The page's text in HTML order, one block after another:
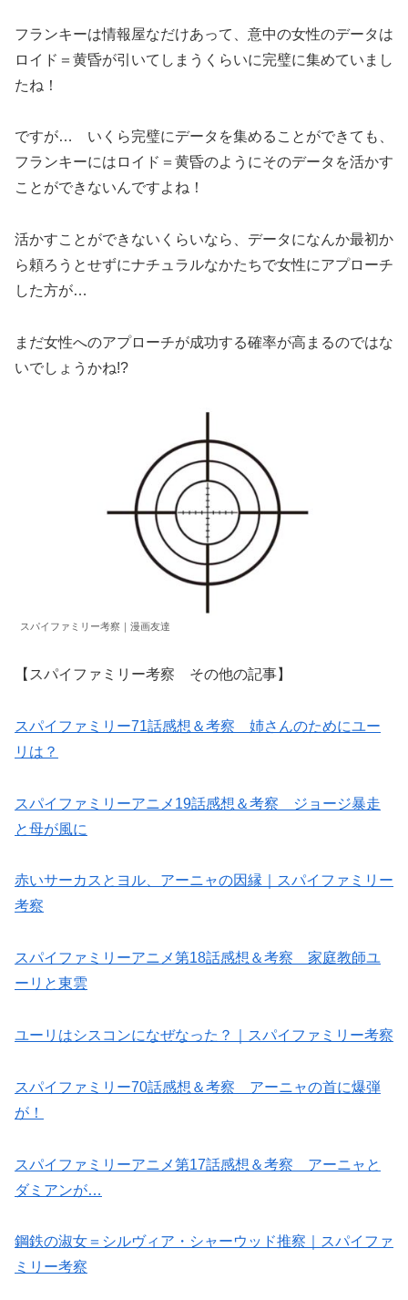
フランキーは情報屋なだけあって、意中の女性のデータは
ロイド＝黄昏が引いてしまうくらいに完璧に集めていまし
たね！
ですが… いくら完璧にデータを集めることができても、
フランキーにはロイド＝黄昏のようにそのデータを活かす
ことができないんですよね！
活かすことができないくらいなら、データになんか最初か
ら頼ろうとせずにナチュラルなかたちで女性にアプローチ
した方が…
まだ女性へのアプローチが成功する確率が高まるのではな
いでしょうかね!?
スパイファミリー考察｜漫画友達
【スパイファミリー考察 その他の記事】
スパイファミリー71話感想＆考察 姉さんのためにユー
リは？
スパイファミリーアニメ19話感想＆考察 ジョージ暴走
と母が風に
赤いサーカスとヨル、アーニャの因縁｜スパイファミリー
考察
スパイファミリーアニメ第18話感想＆考察 家庭教師ユ
ーリと東雲
ユーリはシスコンになぜなった？｜スパイファミリー考察
スパイファミリー70話感想＆考察 アーニャの首に爆弾
が！
スパイファミリーアニメ第17話感想＆考察 アーニャと
ダミアンが…
鋼鉄の淑女＝シルヴィア・シャーウッド推察｜スパイファ
ミリー考察